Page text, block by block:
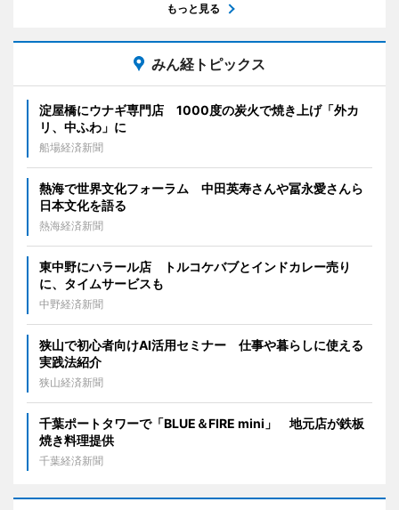
もっと見る
みん経トピックス
淀屋橋にウナギ専門店 1000度の炭火で焼き上げ「外カ
リ、中ふわ」に
船場経済新聞
熱海で世界文化フォーラム 中田英寿さんや冨永愛さんら
日本文化を語る
熱海経済新聞
東中野にハラール店 トルコケバブとインドカレー売り
に、タイムサービスも
中野経済新聞
狭山で初心者向けAI活用セミナー 仕事や暮らしに使える
実践法紹介
狭山経済新聞
千葉ポートタワーで「BLUE＆FIRE mini」 地元店が鉄板
焼き料理提供
千葉経済新聞